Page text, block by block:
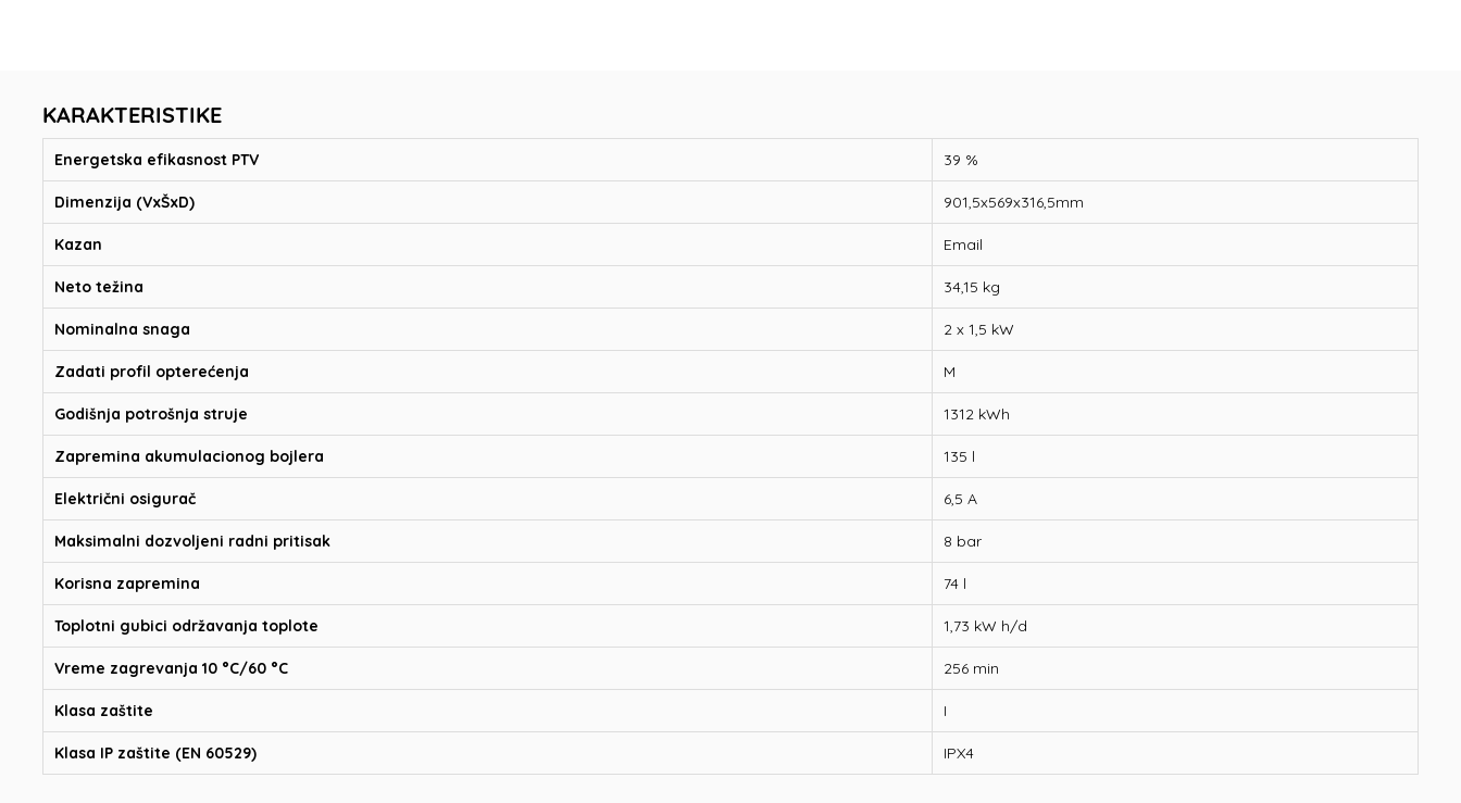
KARAKTERISTIKE
Energetska efikasnost PTV 39 %
Dimenzija (VxŠxD) 901,5x569x316,5mm
Kazan Email
Neto težina 34,15 kg
Nominalna snaga 2 x 1,5 kW
Zadati profil opterećenja M
Godišnja potrošnja struje 1312 kWh
Zapremina akumulacionog bojlera 135 l
Električni osigurač 6,5 A
Maksimalni dozvoljeni radni pritisak 8 bar
Korisna zapremina 74 l
Toplotni gubici održavanja toplote 1,73 kW h/d
Vreme zagrevanja 10 °C/60 °C 256 min
Klasa zaštite I
Klasa IP zaštite (EN 60529) IPX4